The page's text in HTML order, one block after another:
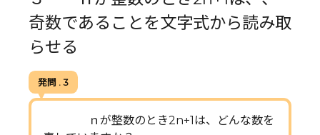
奇数であることを文字式から読み取
らせる
発問 . 3
ｎが整数のとき2n+1は、どんな数を